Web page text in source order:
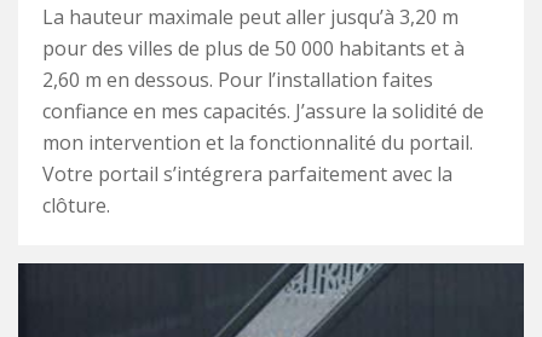
La hauteur maximale peut aller jusqu’à 3,20 m
pour des villes de plus de 50 000 habitants et à
2,60 m en dessous. Pour l’installation faites
confiance en mes capacités. J’assure la solidité de
mon intervention et la fonctionnalité du portail.
Votre portail s’intégrera parfaitement avec la
clôture.